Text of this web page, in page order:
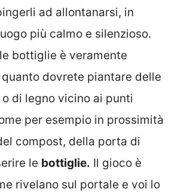
ad allontanarsi, in
più calmo e silenzioso.
bottiglie è veramente
dovrete piantare delle
di legno vicino ai punti
per esempio in prossimità
compost, della porta di
le bottiglie. Il gioco è
rivelano sul portale e voi lo